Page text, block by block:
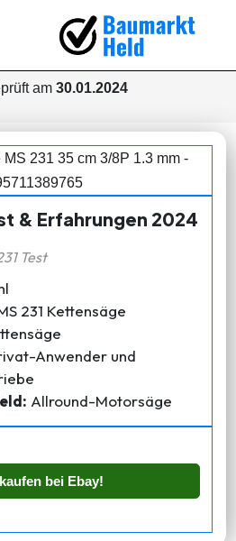
am 30.01.2024
& Erfahrungen 2024
Test
231 Kettensäge
Anwender und
Allround-Motorsäge
bei Ebay!